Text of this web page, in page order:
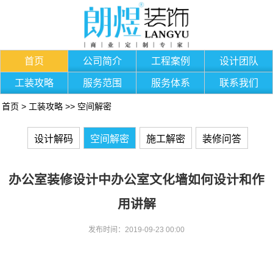
首页 公司简介 工程案例 设计团队
工装攻略 服务范围 服务体系 联系我们
首页 > 工装攻略 >> 空间解密
设计解码 空间解密 施工解密 装修问答
​办公室装修设计中办公室文化墙如何设计和作
用讲解
发布时间：2019-09-23 00:00